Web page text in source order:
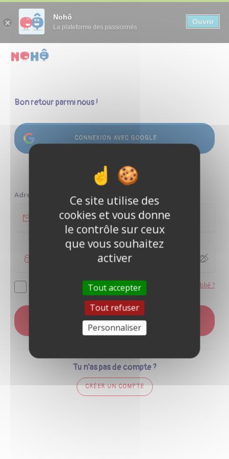
Nohô
La plateforme des passionnés
Ouvrir
Bon retour parmi nous !
CONNEXION AVEC GOOGLE
ou
Adresse e-mail
Se souvenir de moi Mot de passe oublié ?
CONNEXION
Tu n'as pas de compte ?
CRÉER UN COMPTE
Panneau de gestion des cookies
Ce site utilise des
cookies et vous donne
le contrôle sur ceux
que vous souhaitez
activer
Tout accepter
Tout refuser
Personnaliser